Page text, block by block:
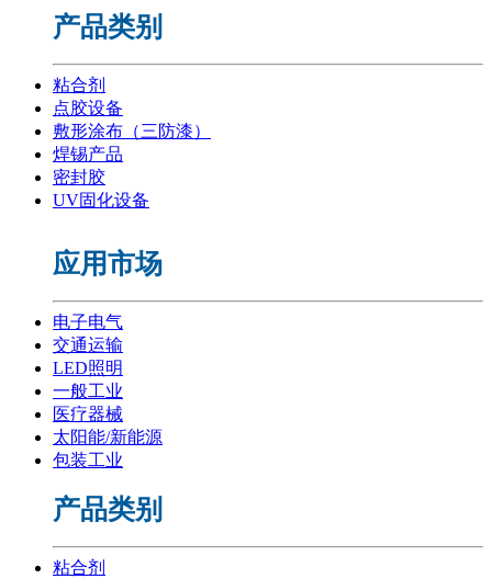
产品类别
粘合剂
点胶设备
敷形涂布（三防漆）
焊锡产品
密封胶
UV固化设备
应用市场
电子电气
交通运输
LED照明
一般工业
医疗器械
太阳能/新能源
包装工业
产品类别
粘合剂